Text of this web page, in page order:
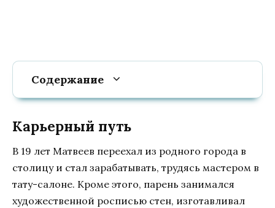
Содержание
Карьерный путь
В 19 лет Матвеев переехал из родного города в
столицу и стал зарабатывать, трудясь мастером в
тату-салоне. Кроме этого, парень занимался
художественной росписью стен, изготавливал